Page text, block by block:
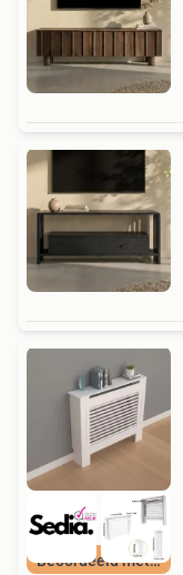
Beoordeeld met 9+